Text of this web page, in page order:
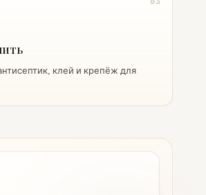
клей и крепёж для